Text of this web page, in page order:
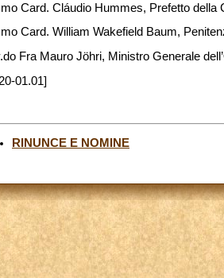
Card. Cláudio Hummes, Prefetto della
Card. William Wakefield Baum,
Fra Mauro Jöhri, Ministro Generale
01.01]
RINUNCE E NOMINE